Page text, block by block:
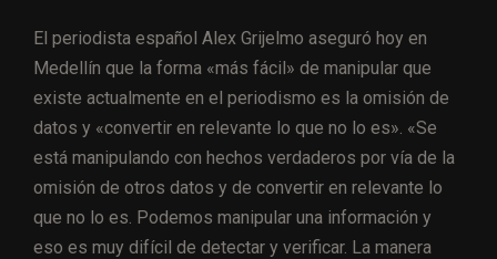
El periodista español Alex Grijelmo aseguró hoy en
Medellín que la forma «más fácil» de manipular que
existe actualmente en el periodismo es la omisión de
datos y «convertir en relevante lo que no lo es». «Se
está manipulando con hechos verdaderos por vía de la
omisión de otros datos y de convertir en relevante lo
que no lo es. Podemos manipular una información y
eso es muy difícil de detectar y verificar. La manera